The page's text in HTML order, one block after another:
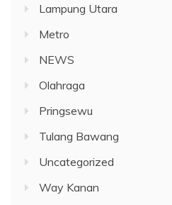
Lampung Utara
Metro
NEWS
Olahraga
Pringsewu
Tulang Bawang
Uncategorized
Way Kanan